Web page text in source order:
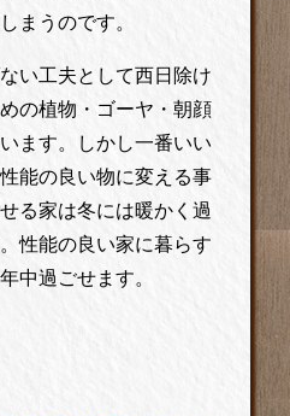
まうのです。
い工夫として西日除け
の植物・ゴーヤ・朝顔
ます。しかし一番いい
能の良い物に変える事
る家は冬には暖かく過
性能の良い家に暮らす
中過ごせます。